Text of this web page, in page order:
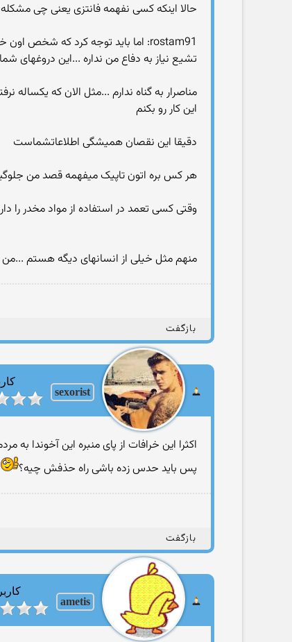
حالا اینکه کسی نفهمه فانتزی یعنی چی
rostam91: اما باید توجه کرد که شخص اون خطاها و گناهان و کارهای اشتباه رو تکرار نکنه یا باعث اشاعه اونها نشه مخصوصا کسانی که داعیه دفاع از ارزشها رو دارن
تشیع نیاز به دفاع من نداره ...این
مناصرار به گناه ندارم ...مثل الان که
این کار رو بکنم
دقیقا این نقصان همیشگی اطلاعاتشماست
هر کس بره اتون تاپیک میفهمه قصد من
وقتی کسی تعمد در استفاده از مواد مخدر را
منهم مثل خیلی از انسانهای دیگه هستم
بازگفت
sexorist
اکثرا این خرافات از پای منبره این آخوندا به
پس باید حدس زده باشی راه حذفش چیه؟
بازگفت
ametis
کاربر